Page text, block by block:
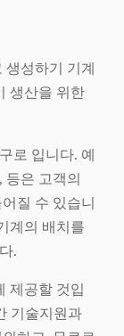
성하기 기계
생산을 위한
로 입니다. 예
등은 고객의
질 수 있습니
계의 배치를
.
제공할 것입
기술지원과